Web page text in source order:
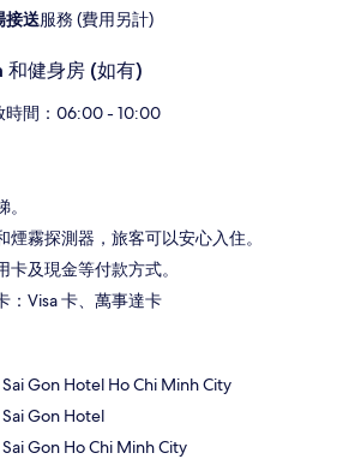
接送服務 (費用另計)
和健身房 (如有)
時間：06:00 - 10:00
煙霧探測器，旅客可以安心入住。
卡及現金等付款方式。
：Visa 卡、萬事達卡
Gon Hotel Ho Chi Minh City
Gon Hotel
Gon Ho Chi Minh City